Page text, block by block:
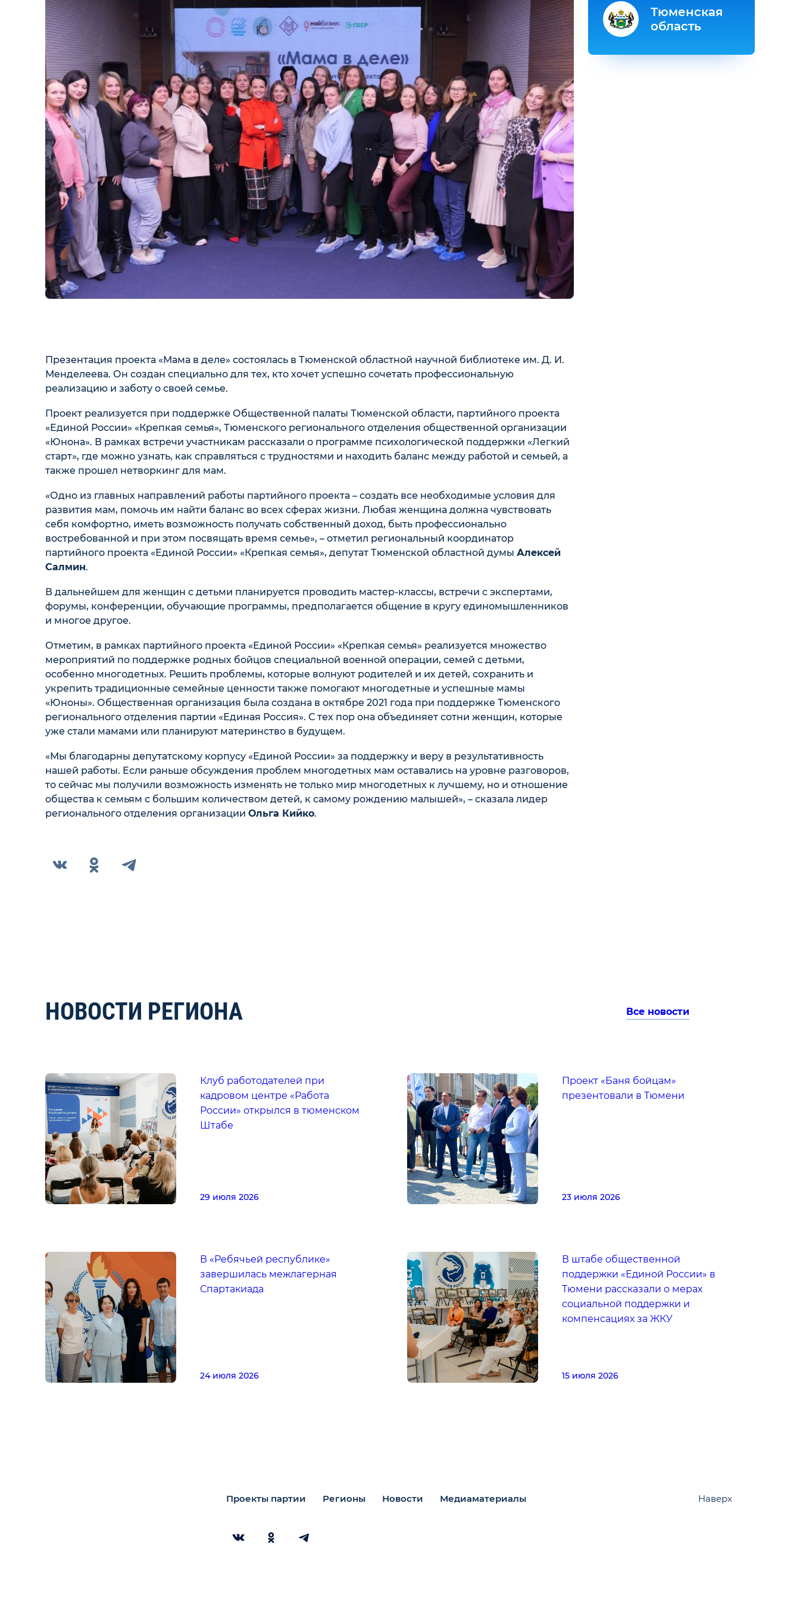
Презентация проекта «Мама в деле» состоялась в Тюменской областной научной библиотеке им. Д. И.
Менделеева. Он создан специально для тех, кто хочет успешно сочетать профессиональную
реализацию и заботу о своей семье.
Проект реализуется при поддержке Общественной палаты Тюменской области, партийного проекта
«Единой России» «Крепкая семья», Тюменского регионального отделения общественной организации
«Юнона». В рамках встречи участникам рассказали о программе психологической поддержки «Легкий
старт», где можно узнать, как справляться с трудностями и находить баланс между работой и семьей, а
также прошел нетворкинг для мам.
«Одно из главных направлений работы партийного проекта – создать все необходимые условия для
развития мам, помочь им найти баланс во всех сферах жизни. Любая женщина должна чувствовать
себя комфортно, иметь возможность получать собственный доход, быть профессионально
востребованной и при этом посвящать время семье», – отметил региональный координатор
партийного проекта «Единой России» «Крепкая семья», депутат Тюменской областной думы Алексей
Салмин.
В дальнейшем для женщин с детьми планируется проводить мастер-классы, встречи с экспертами,
форумы, конференции, обучающие программы, предполагается общение в кругу единомышленников
и многое другое.
Отметим, в рамках партийного проекта «Единой России» «Крепкая семья» реализуется множество
мероприятий по поддержке родных бойцов специальной военной операции, семей с детьми,
особенно многодетных. Решить проблемы, которые волнуют родителей и их детей, сохранить и
укрепить традиционные семейные ценности также помогают многодетные и успешные мамы
«Юноны». Общественная организация была создана в октябре 2021 года при поддержке Тюменского
регионального отделения партии «Единая Россия». С тех пор она объединяет сотни женщин, которые
уже стали мамами или планируют материнство в будущем.
«Мы благодарны депутатскому корпусу «Единой России» за поддержку и веру в результативность
нашей работы. Если раньше обсуждения проблем многодетных мам оставались на уровне разговоров,
то сейчас мы получили возможность изменять не только мир многодетных к лучшему, но и отношение
общества к семьям с большим количеством детей, к самому рождению малышей», – сказала лидер
регионального отделения организации Ольга Кийко.
Тюменская
область
НОВОСТИ РЕГИОНА Все новости
Клуб работодателей при
кадровом центре «Работа
России» открылся в тюменском
Штабе
29 июля 2026
В «Ребячьей республике»
завершилась межлагерная
Спартакиада
24 июля 2026
Проект «Баня бойцам»
презентовали в Тюмени
23 июля 2026
В штабе общественной
поддержки «Единой России» в
Тюмени рассказали о мерах
социальной поддержки и
компенсациях за ЖКУ
15 июля 2026
Проекты партии Регионы Новости Медиаматериалы Наверх